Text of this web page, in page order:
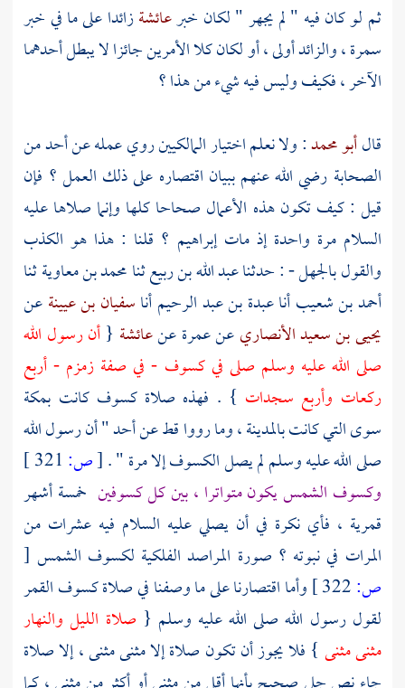
ثم لو كان فيه " لم يجهر " لكان خبرعائشةزائدا على ما في خبر
سمرة، والزائد أولى ، أو لكان كلا الأمرين جائزا لا يبطل أحدهما
الآخر ، فكيف وليس فيه شيء من هذا ؟
قالأبو محمد: ولا نعلم اختيار المالكيين روي عمله عن أحد من
الصحابة رضي الله عنهم ببيان اقتصاره على ذلك العمل ؟ فإن
قيل : كيف تكون هذه الأعمال صحاحا كلها وإنما صلاها عليه
السلام مرة واحدة إذ ماتإبراهيم ؟ قلنا : هذا هو الكذب
والقول بالجهل - : حدثناعبد الله بن ربيعثنامحمد بن معاويةثنا
أحمد بن شعيبأناعبدة بن عبد الرحيمأناسفيان بن عيينةعن
يحيى بن سعيد الأنصاريعنعمرةعنعائشة {أن رسول الله
صلى الله عليه وسلم صلى في كسوف - في صفة زمزم - أربع
ركعات وأربع سجدات } . فهذه صلاة كسوف كانت بمكة
سوى التي كانتبالمدينة، وما رووا قط عن أحد " أن رسول الله
صلى الله عليه وسلم لم يصل الكسوف إلا مرة " .[ص:
وكسوف الشمس يكون متواترا ، بين كل كسوفين خمسة أشهر
قمرية ، فأي نكرة في أن يصلي عليه السلام فيه عشرات من
المرات في نبوته ؟ صورة المراصد الفلكية لكسوف الشمس [
ص:
وأما اقتصارنا على ما وصفنا في صلاة كسوف القمر
لقول رسول الله صلى الله عليه وسلم { صلاة الليل والنهار
مثنى مثنى } فلا يجوز أن تكون صلاة إلا مثنى مثنى ، إلا صلاة